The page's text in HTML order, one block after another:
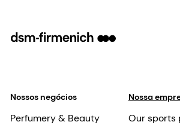
Nossos negócios
Perfumery & Beauty
Nossa
Our sports